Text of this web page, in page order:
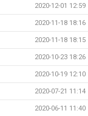
2020-12-01 12:59
2020-11-18 18:16
2020-11-18 18:15
2020-10-23 18:26
2020-10-19 12:10
2020-07-21 11:14
2020-06-11 11:40